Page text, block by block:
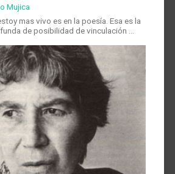
Mujica
mas vivo es en la poesía. Esa es la
de posibilidad de vinculación …